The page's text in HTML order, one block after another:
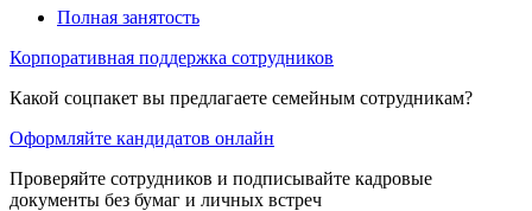
Полная занятость
Корпоративная поддержка сотрудников
Какой соцпакет вы предлагаете семейным сотрудникам?
Оформляйте кандидатов онлайн
Проверяйте сотрудников и подписывайте кадровые
документы без бумаг и личных встреч